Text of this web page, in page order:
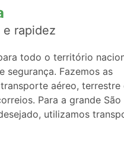
e rapidez
todo o território
segurança. Fazemos as
aéreo, terrestre
Para a grande São
utilizamos